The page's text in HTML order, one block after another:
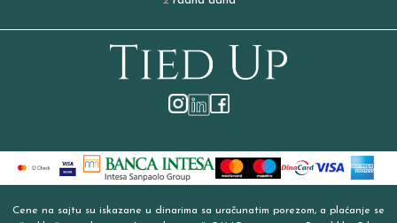
Cene na sajtu su iskazane u dinarima sa uračunatim porezom, a plaćanje se